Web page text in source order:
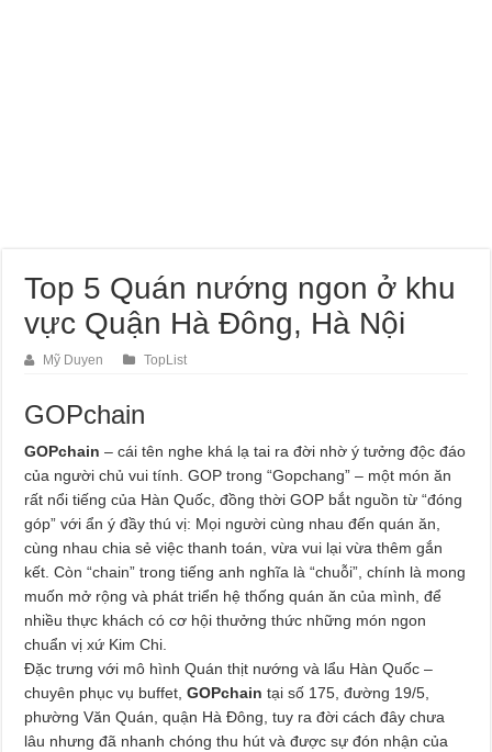
Top 5 Quán nướng ngon ở khu
vực Quận Hà Đông, Hà Nội
Mỹ Duyen TopList
GOPchain
GOPchain – cái tên nghe khá lạ tai ra đời nhờ ý tưởng độc đáo
của người chủ vui tính. GOP trong “Gopchang” – một món ăn
rất nổi tiếng của Hàn Quốc, đồng thời GOP bắt nguồn từ “đóng
góp” với ẩn ý đầy thú vị: Mọi người cùng nhau đến quán ăn,
cùng nhau chia sẻ việc thanh toán, vừa vui lại vừa thêm gắn
kết. Còn “chain” trong tiếng anh nghĩa là “chuỗi”, chính là mong
muốn mở rộng và phát triển hệ thống quán ăn của mình, để
nhiều thực khách có cơ hội thưởng thức những món ngon
chuẩn vị xứ Kim Chi.
Đặc trưng với mô hình Quán thịt nướng và lẩu Hàn Quốc –
chuyên phục vụ buffet,GOPchaintại số 175, đường 19/5,
phường Văn Quán, quận Hà Đông, tuy ra đời cách đây chưa
lâu nhưng đã nhanh chóng thu hút và được sự đón nhận của